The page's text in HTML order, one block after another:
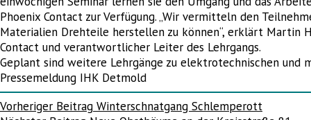
Phoenix Contact zur Verfügung. „Wir vermitteln den
Materialien Drehteile herstellen zu können“, erklärt Martin
Contact und verantwortlicher Leiter des Lehrgangs.
Geplant sind weitere Lehrgänge zu elektrotechnischen und
Pressemeldung IHK Detmold
Beitragsnavigation
Vorheriger Beitrag Winterschnatgang Schlemperott